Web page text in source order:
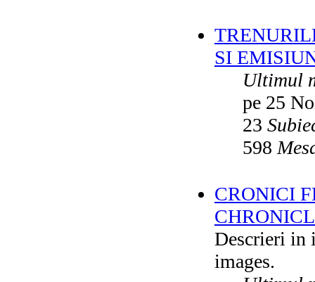
SI
Ultimul
pe 25
23
598
CRONICI
Descrieri in
images.